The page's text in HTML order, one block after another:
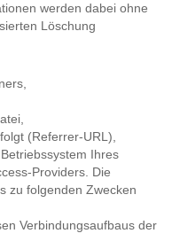
werden dabei ohne
Löschung
(Referrer-URL),
Ihres
Providers. Die
zu folgenden Zwecken
Verbindungsaufbaus der